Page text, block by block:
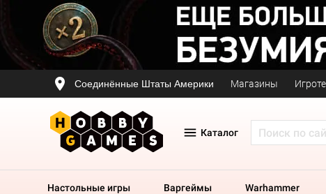
Соединённые Штаты Америки Магазины
Каталог
Настольные игры Варгеймы Warhammer